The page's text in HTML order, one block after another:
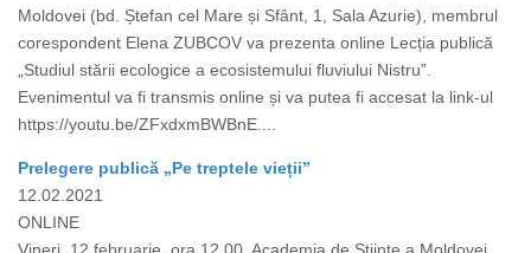
Moldovei (bd. Ștefan cel Mare și Sfânt, 1, Sala Azurie), membrul
corespondent Elena ZUBCOV va prezenta online Lecția publică
„Studiul stării ecologice a ecosistemului fluviului Nistru”.
Evenimentul va fi transmis online și va putea fi accesat la link-ul
https://youtu.be/ZFxdxmBWBnE....
Prelegere publică „Pe treptele vieții”
12.02.2021
ONLINE